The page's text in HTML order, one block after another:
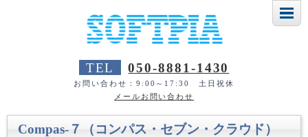
TEL 050-8881-1430
お問い合わせ：9:00～17:30 土日祝休
メールお問い合わせ
Compas-７（コンパス・セブン・クラウド）